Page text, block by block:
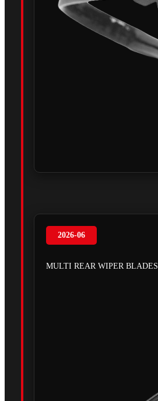
2026-06
MULTI REAR WIPER BLADES